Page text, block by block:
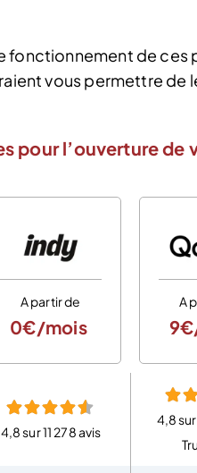
fonctionnement de
vous permettre de
pour l’ouverture
A partir de
0€/mois
4,8 sur 11 278 avis
A
4,8